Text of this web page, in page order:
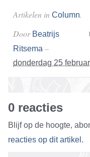
Artikelen in Column.
Door Beatrijs
Ritsema –
donderdag 25
0 reacties
Blijf op de hoogte,
reacties op dit artikel .